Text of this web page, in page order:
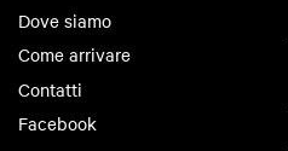
Dove siamo
Come arrivare
Contatti
Facebook